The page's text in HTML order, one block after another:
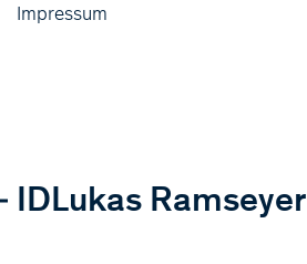
Impressum
IDLukas Ramseyer